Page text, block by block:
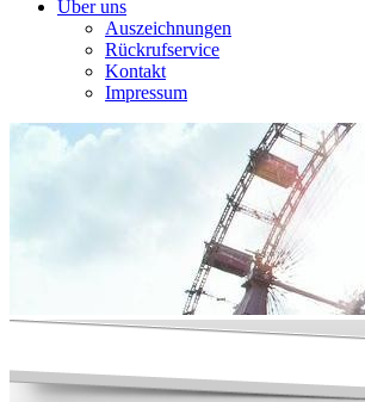
Über uns
Auszeichnungen
Rückrufservice
Kontakt
Impressum